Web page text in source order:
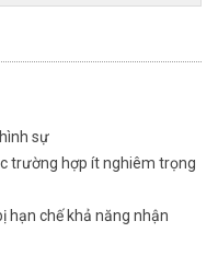
sự
trường hợp ít nghiêm trọng
hạn chế khả năng nhận